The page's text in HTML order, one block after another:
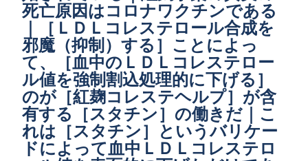
死亡原因はコロナワクチンである
｜［ＬＤＬコレステロール合成を
邪魔（抑制）する］ことによっ
て、［血中のＬＤＬコレステロー
ル値を強制割込処理的に下げる］
のが［紅麹コレステヘルプ］が含
有する［スタチン］の働きだ｜こ
れは［スタチン］というバリケー
ドによって血中ＬＤＬコレステロ